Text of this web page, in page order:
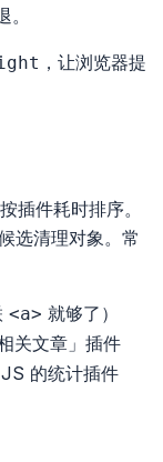
，让浏览器提
件耗时排序。
选清理对象。常
<a> 就够了）
关文章」插件
的统计插件